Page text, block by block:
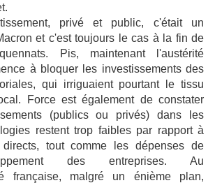
privé et public, c'était un
et c'est toujours le cas à la fin de
Pis, maintenant l'austérité
à bloquer les investissements des
qui irriguaient pourtant le tissu
Force est également de constater
(publics ou privés) dans les
restent trop faibles par rapport à
tout comme
lesdépenses de
des entreprises. Au
française, malgré un énième plan,